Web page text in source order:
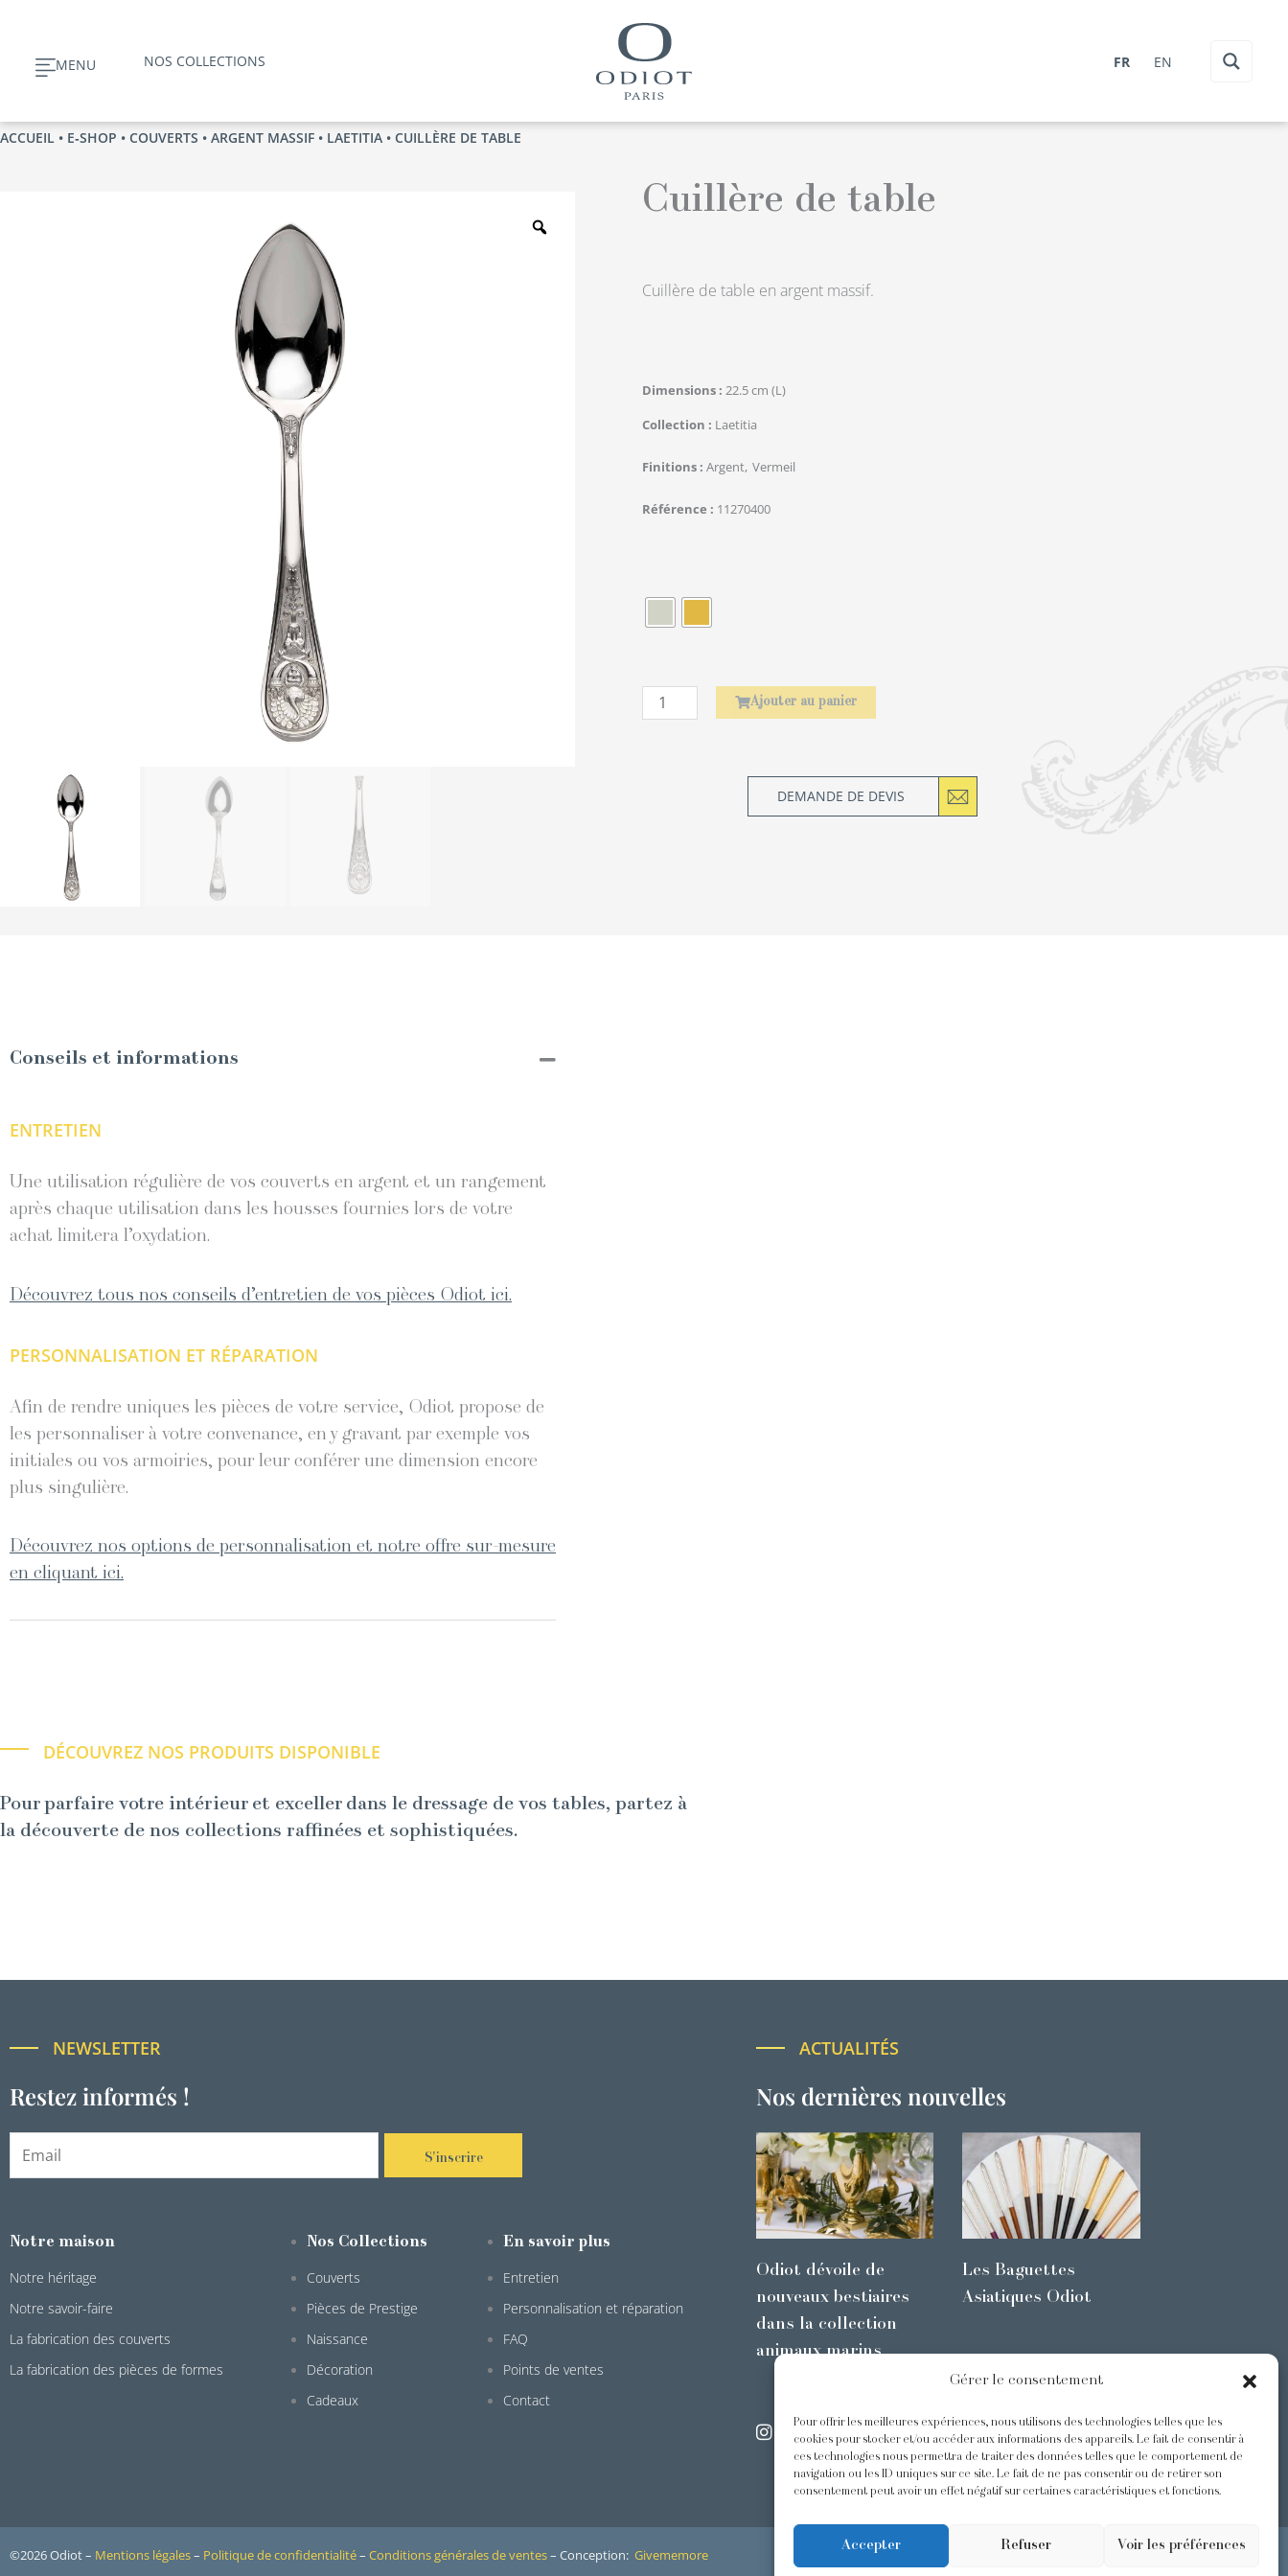
Gérer le consentement
Pour offrir les meilleures expériences, nous utilisons des technologies telles que les
cookies pour stocker et/ou accéder aux informations des appareils. Le fait de consentir à
ces technologies nous permettra de traiter des données telles que le comportement de
navigation ou les ID uniques sur ce site. Le fait de ne pas consentir ou de retirer son
consentement peut avoir un effet négatif sur certaines caractéristiques et fonctions.
Accepter Refuser Voir les préférences
contenuMENU NOS COLLECTIONS FR EN
ACCUEIL • E‑SHOP • COUVERTS • ARGENT MASSIF • LAETITIA • CUILLÈRE DE TABLE
Cuillère de table
Cuillère de table en argent massif.
Dimensions
22.5 cm (L)
Collection
Laetitia
Finitions Argent Vermeil
Référence 11270400
Ajouter au panier
DEMANDE DE DEVIS
Conseils et informations
ENTRETIEN
Une utilisation régulière de vos couverts en argent et un rangement
après chaque utilisation dans les housses fournies lors de votre
achat limitera l’oxydation.
Découvrez tous nos conseils d’entretien de vos pièces Odiot ici.
PERSONNALISATION ET RÉPARATION
Afin de rendre uniques les pièces de votre service, Odiot propose de
les personnaliser à votre convenance, en y gravant par exemple vos
initiales ou vos armoiries, pour leur conférer une dimension encore
plus singulière.
Découvrez nos options de personnalisation et notre offre sur-mesure
en cliquant ici.
DÉCOUVREZ NOS PRODUITS DISPONIBLE
Pour parfaire votre intérieur et exceller dans le dressage de vos tables, partez à
la découverte de nos collections raffinées et sophistiquées.
NEWSLETTER
Restez informés !
S'inscrire
Notre maison
Notre héritage
Notre savoir-faire
La fabrication des couverts
La fabrication des pièces de formes
Nos Collections
Couverts
Pièces de Prestige
Naissance
Décoration
Cadeaux
En savoir plus
Entretien
Personnalisation et réparation
FAQ
Points de ventes
Contact
ACTUALITÉS
Nos dernières nouvelles
Odiot dévoile de
nouveaux bestiaires
dans la collection
animaux marins
Les Baguettes
Asiatiques Odiot
@odiot.paris @Odiot
©2026 Odiot – Mentions légales– Politique de confidentialité– Conditions générales de ventes– Conception: Givememore